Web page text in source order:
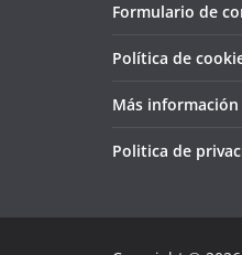
Formulario de
Política de
Más
Politica de